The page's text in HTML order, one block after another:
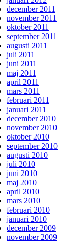
december 2011
november 2011
oktober 2011
september 2011
augusti 2011
juli 2011
juni 2011
maj 2011
april 2011
mars 2011
februari 2011
januari 2011
december 2010
november 2010
oktober 2010
september 2010
augusti 2010
juli 2010
juni 2010
maj 2010
april 2010
mars 2010
februari 2010
januari 2010
december 2009
november 2009